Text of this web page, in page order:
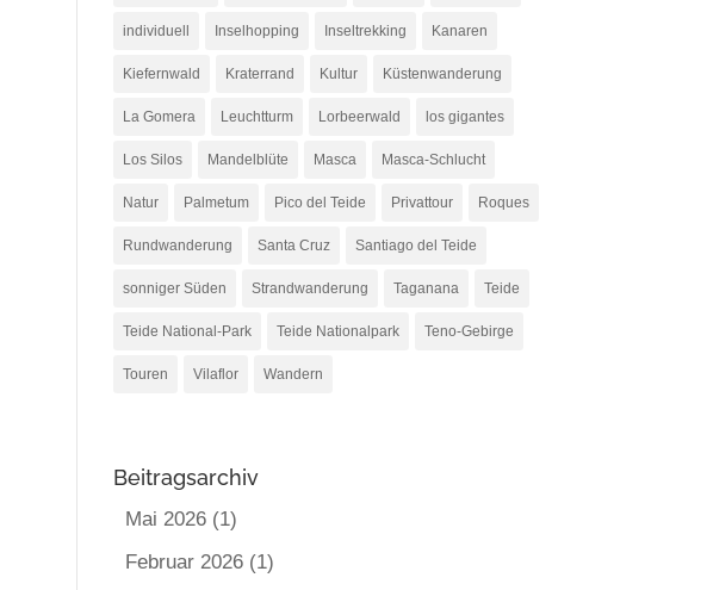
individuell Inselhopping Inseltrekking Kanaren
Kiefernwald Kraterrand Kultur Küstenwanderung
La Gomera Leuchtturm Lorbeerwald los gigantes
Los Silos Mandelblüte Masca Masca-Schlucht
Natur Palmetum Pico del Teide Privattour Roques
Rundwanderung Santa Cruz Santiago del Teide
sonniger Süden Strandwanderung Taganana Teide
Teide National-Park Teide Nationalpark Teno-Gebirge
Touren Vilaflor Wandern
Beitragsarchiv
Mai 2026(1)
Februar 2026(1)